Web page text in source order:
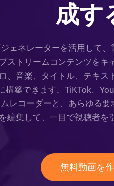
成す
ェネレーターを活用して
ストリームコンテンツを
、音楽、タイトル、テキ
構築できます。TiKTok、
レコーダーと、あらゆる
編集して、一目で視聴者
無料動画を